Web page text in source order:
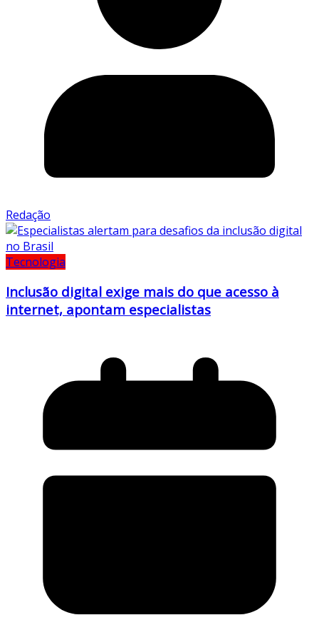
Redação
Tecnologia
Inclusão digital exige mais do que acesso à
internet, apontam especialistas